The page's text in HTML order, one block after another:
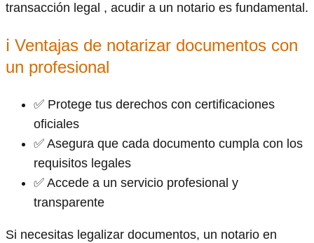
transacción legal , acudir a un notario es fundamental.
ℹ Ventajas de notarizar documentos con
un profesional
✅ Protege tus derechos con certificaciones
oficiales
✅ Asegura que cada documento cumpla con los
requisitos legales
✅ Accede a un servicio profesional y
transparente
Si necesitas legalizar documentos, un notario en